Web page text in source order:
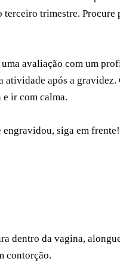
trimestre. Procure
avaliação com um
após a gravidez.
e ir com calma.
siga em
dentro da vagina,
contorção.